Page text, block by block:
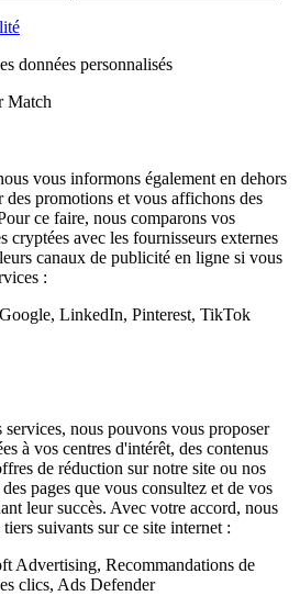
données personnalisés
Match
vous informons également en dehors
des promotions et vous affichons des
ce faire, nous comparons vos
cryptées avec les fournisseurs externes
canaux de publicité en ligne si vous
:
LinkedIn, Pinterest, TikTok
services, nous pouvons vous proposer
à vos centres d'intérêt, des contenus
de réduction sur notre site ou nos
pages que vous consultez et de vos
leur succès. Avec votre accord, nous
suivants sur ce site internet :
Advertising, Recommandations de
clics, Ads Defender